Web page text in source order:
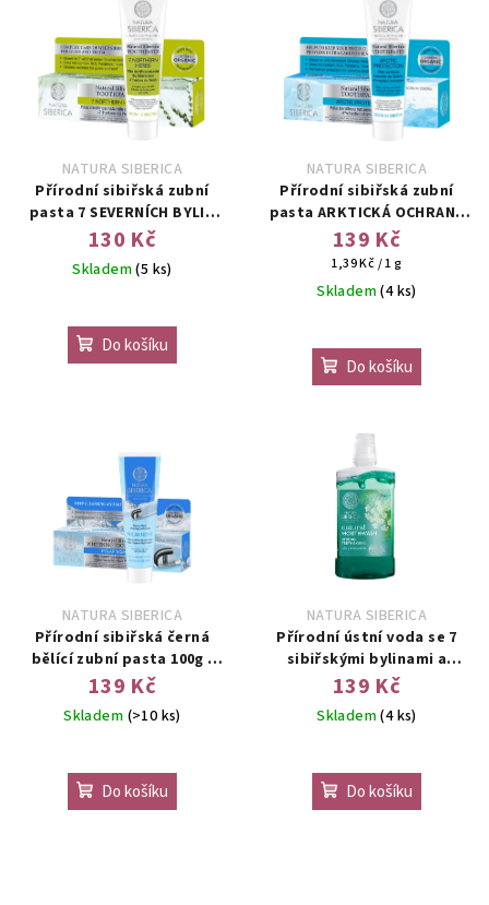
NATURA SIBERICA
Přírodní sibiřská zubní
pasta 7 SEVERNÍCH BYLIN
100g
130 Kč
Skladem(5 ks)
Do košíku
NATURA SIBERICA
Přírodní sibiřská zubní
pasta ARKTICKÁ OCHRANA
100g
139 Kč
Měrná
cena:
1,39 Kč / 1 g
Skladem(4 ks)
Do košíku
NATURA SIBERICA
Přírodní sibiřská černá
bělící zubní pasta 100g -
Polární noc
139 Kč
Skladem (>10 ks)
Do košíku
NATURA SIBERICA
Přírodní ústní voda se 7
sibiřskými bylinami a
zinkem 520ml
139 Kč
Skladem(4 ks)
Do košíku